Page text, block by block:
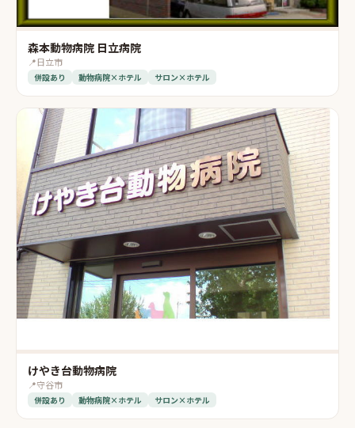
森本動物病院 日立病院
📍日立市
併設あり 動物病院×ホテル サロン×ホテル
けやき台動物病院
📍守谷市
併設あり 動物病院×ホテル サロン×ホテル